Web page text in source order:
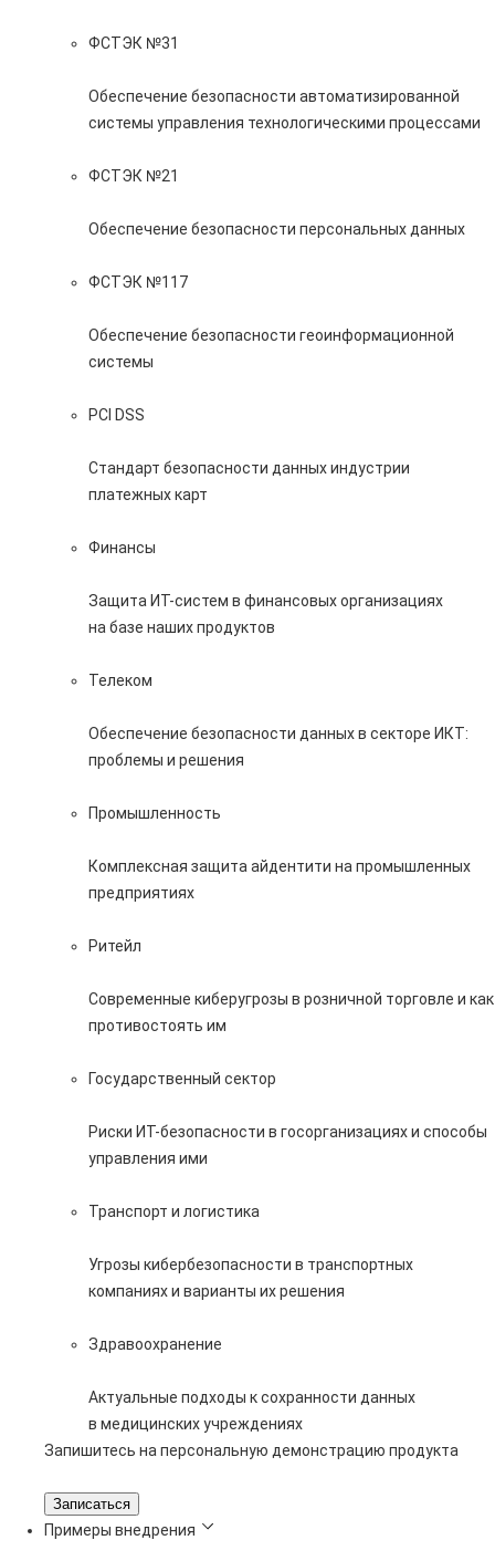
ФСТЭК №31
Обеспечение безопасности автоматизированной
системы управления технологическими процессами
ФСТЭК №21
Обеспечение безопасности персональных данных
ФСТЭК №117
Обеспечение безопасности геоинформационной
системы
PCI DSS
Стандарт безопасности данных индустрии
платежных карт
Финансы
Защита ИТ-систем в финансовых организациях
на базе наших продуктов
Телеком
Обеспечение безопасности данных в секторе ИКТ:
проблемы и решения
Промышленность
Комплексная защита айдентити на промышленных
предприятиях
Ритейл
Современные киберугрозы в розничной торговле и как
противостоять им
Государственный сектор
Риски ИТ-безопасности в госорганизациях и способы
управления ими
Транспорт и логистика
Угрозы кибербезопасности в транспортных
компаниях и варианты их решения
Здравоохранение
Актуальные подходы к сохранности данных
в медицинских учреждениях
Запишитесь на персональную демонстрацию продукта
Записаться
Примеры внедрения